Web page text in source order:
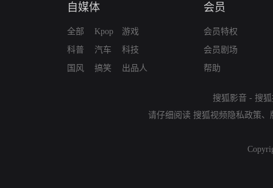
自媒体
全部
科普
国风
Kpop
汽车
搞笑
游戏
科技
出品人
会员
会员特权
会员剧场
帮助
搜狐影音 - 搜
请仔细阅读 搜狐视频隐私政策、